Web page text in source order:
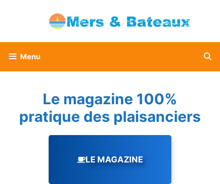
Menu
Le magazine 100%
pratique des plaisanciers
LE MAGAZINE